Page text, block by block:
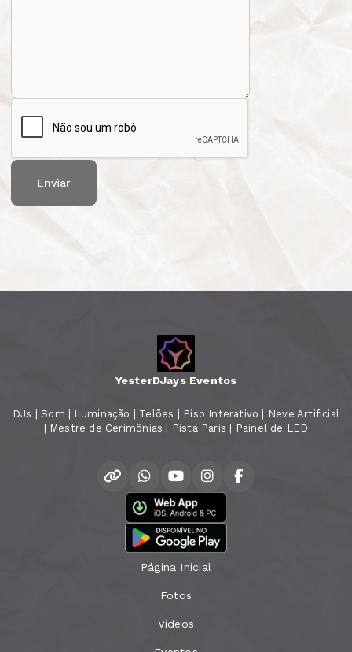
Enviar
YesterDJays Eventos
DJs | Som | Iluminação | Telões | Piso Interativo | Neve Artificial
| Mestre de Cerimônias | Pista Paris | Painel de LED
Página Inicial
Fotos
Vídeos